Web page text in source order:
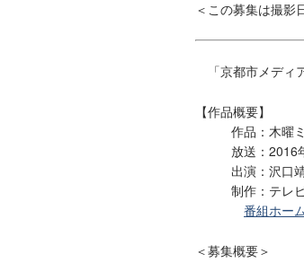
＜この募集は撮影
「京都市メディ
【作品概要】
作品：木曜
放送：2016
出演：沢
制作：テレ
番組ホー
＜募集概要＞